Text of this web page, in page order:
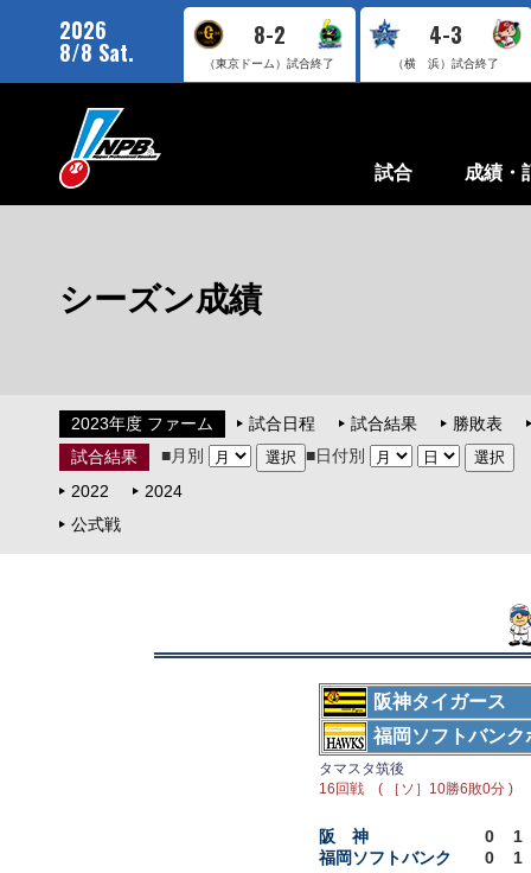
2026
8/8 Sat.
8-2
（東京ドーム）試合終了
4-3
（横 浜）試合終了
試合 成績・
シーズン成績
2023年度 ファーム 試合日程 試合結果
勝敗表
試合結果
■月別
■日付別
2022
2024
公式戦
阪神タイガース
福岡ソフトバンク
タマスタ筑後
16回戦 ( ［ソ］10勝6敗0分 )
阪 神 0
1
福岡ソフトバンク
0 1